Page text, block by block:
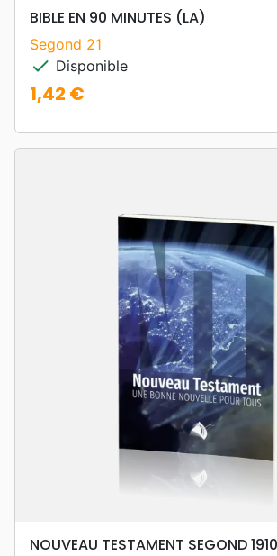
BIBLE EN 90 MINUTES (LA)
Segond 21
check Disponible
Prix
1,42 €
NOUVEAU TESTAMENT SEGOND